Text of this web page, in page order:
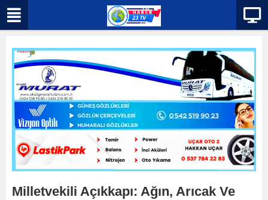
Milletvekili Açıkkapı: Ağın, Arıcak Ve